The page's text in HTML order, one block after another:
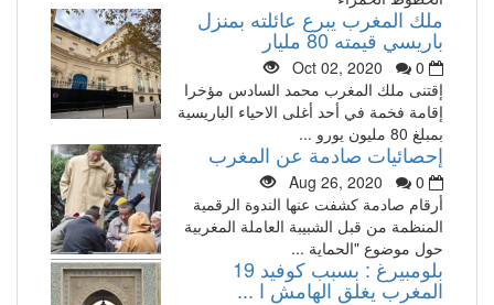
ملك المغرب يبرع عائلته بمنزل
باريسي قيمته 80 مليار
Oct 02, 2020
0
إقتنى ملك المغرب محمد السادس مؤخرا
إقامة فخمة في أحد أغلى الاحياء الباريسية
بمبلغ 80 مليون يورو ...
إحصائيات صادمة عن المغرب
Aug 26, 2020
0
أرقام صادمة كشفت عنها الندوة الرقمية
المنظمة من قبل الشبيبة العاملة المغربية
حول موضوع "الحماية ...
بلومبيرغ : بسبب كوفيد 19
المغرب يغلق الهامش ا ...